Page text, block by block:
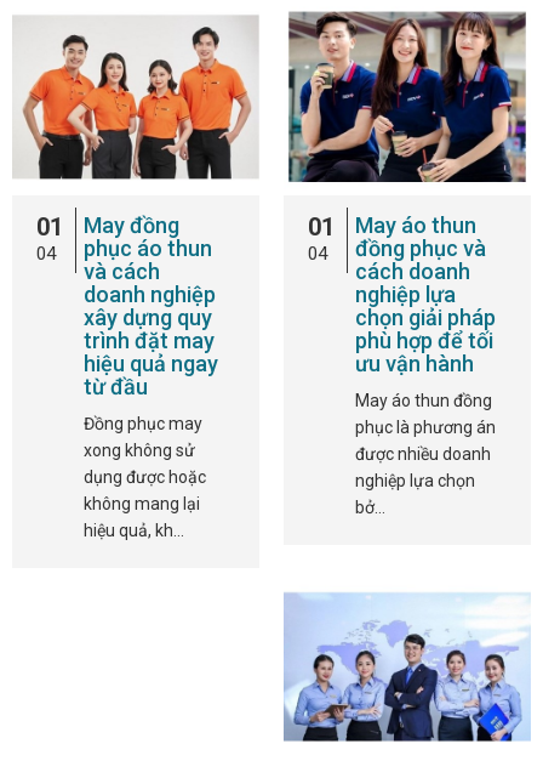
01
04
May đồng
phục áo thun
và cách
doanh nghiệp
xây dựng quy
trình đặt may
hiệu quả ngay
từ đầu
Đồng phục may
xong không sử
dụng được hoặc
không mang lại
hiệu quả, kh…
01
04
May áo thun
đồng phục và
cách doanh
nghiệp lựa
chọn giải pháp
phù hợp để tối
ưu vận hành
May áo thun đồng
phục là phương án
được nhiều doanh
nghiệp lựa chọn
bở…